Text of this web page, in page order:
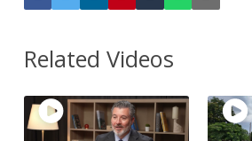
Related Videos